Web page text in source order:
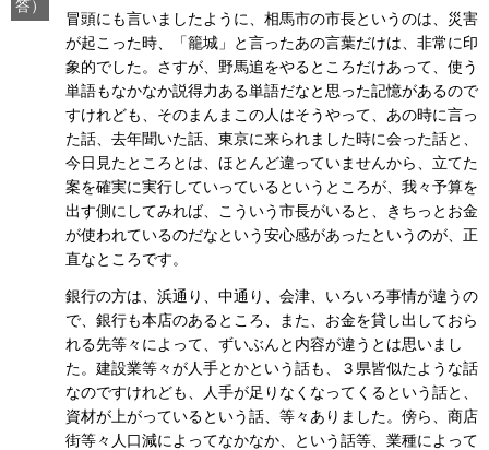
答）
冒頭にも言いましたように、相馬市の市長というのは、災害
が起こった時、「籠城」と言ったあの言葉だけは、非常に印
象的でした。さすが、野馬追をやるところだけあって、使う
単語もなかなか説得力ある単語だなと思った記憶があるので
すけれども、そのまんまこの人はそうやって、あの時に言っ
た話、去年聞いた話、東京に来られました時に会った話と、
今日見たところとは、ほとんど違っていませんから、立てた
案を確実に実行していっているというところが、我々予算を
出す側にしてみれば、こういう市長がいると、きちっとお金
が使われているのだなという安心感があったというのが、正
直なところです。
銀行の方は、浜通り、中通り、会津、いろいろ事情が違うの
で、銀行も本店のあるところ、また、お金を貸し出しておら
れる先等々によって、ずいぶんと内容が違うとは思いまし
た。建設業等々が人手とかという話も、３県皆似たような話
なのですけれども、人手が足りなくなってくるという話と、
資材が上がっているという話、等々ありました。傍ら、商店
街等々人口減によってなかなか、という話等、業種によって